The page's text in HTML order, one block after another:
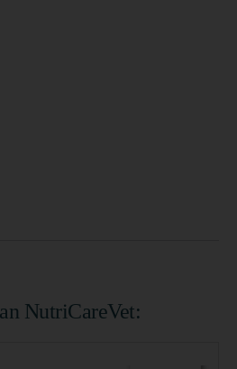
NutriCareVet: